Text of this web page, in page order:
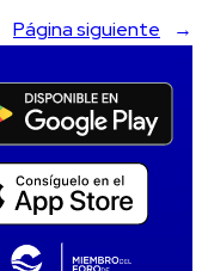
Página siguiente →